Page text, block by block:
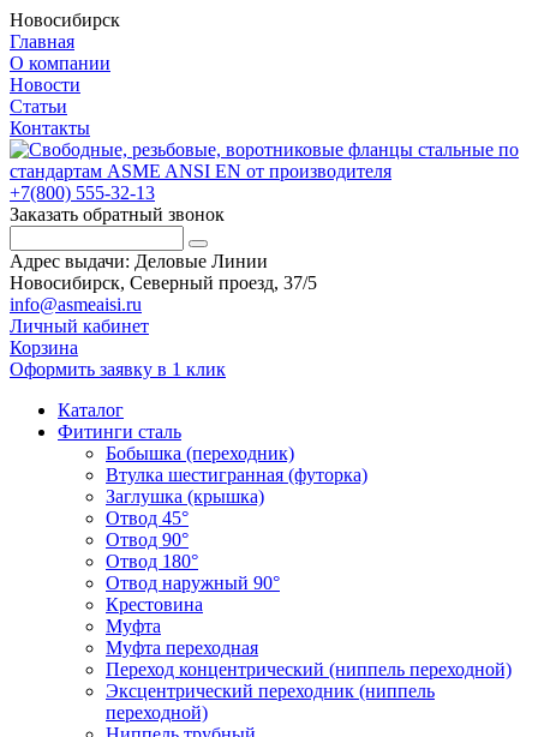
Новосибирск
Главная
О компании
Новости
Статьи
Контакты
+7(800) 555-32-13
Заказать обратный звонок
Адрес выдачи: Деловые Линии
Новосибирск, Северный проезд, 37/5
info@asmeaisi.ru
Личный кабинет
Корзина
Оформить заявку в 1 клик
Каталог
Фитинги сталь
Бобышка (переходник)
Втулка шестигранная (футорка)
Заглушка (крышка)
Отвод 45°
Отвод 90°
Отвод 180°
Отвод наружный 90°
Крестовина
Муфта
Муфта переходная
Переход концентрический (ниппель переходной)
Эксцентрический переходник (ниппель
переходной)